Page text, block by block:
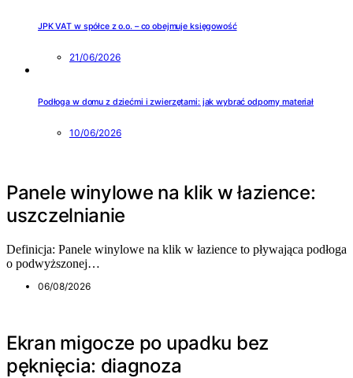
JPK VAT w spółce z o.o. – co obejmuje księgowość
21/06/2026
Podłoga w domu z dziećmi i zwierzętami: jak wybrać odporny materiał
10/06/2026
Panele winylowe na klik w łazience:
uszczelnianie
Definicja: Panele winylowe na klik w łazience to pływająca podłoga
o podwyższonej…
06/08/2026
Ekran migocze po upadku bez
pęknięcia: diagnoza